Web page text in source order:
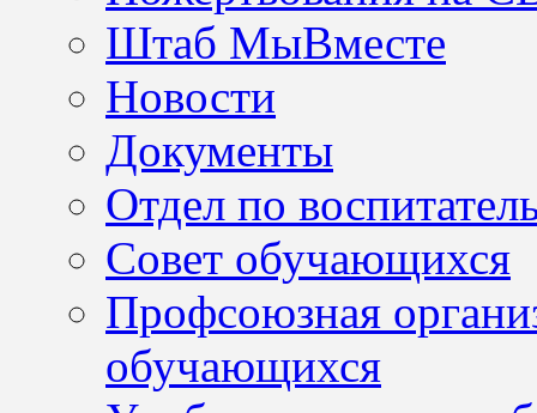
Штаб МыВместе
Новости
Документы
Отдел по
Совет обучающихся
Профсоюзная
обучающихся